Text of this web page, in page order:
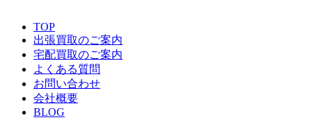
TOP
出張買取のご案内
宅配買取のご案内
よくある質問
お問い合わせ
会社概要
BLOG